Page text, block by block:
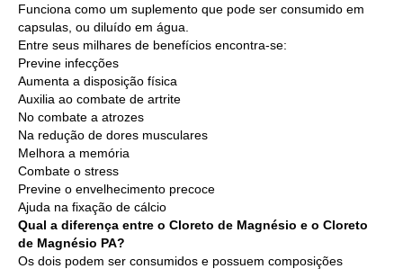
Funciona como um suplemento que pode ser consumido em
capsulas, ou diluído em água.
Entre seus milhares de benefícios encontra-se:
Previne infecções
Aumenta a disposição física
Auxilia ao combate de artrite
No combate a atrozes
Na redução de dores musculares
Melhora a memória
Combate o stress
Previne o envelhecimento precoce
Ajuda na fixação de cálcio
Qual a diferença entre o Cloreto de Magnésio e o Cloreto
de Magnésio PA?
Os dois podem ser consumidos e possuem composições